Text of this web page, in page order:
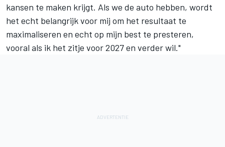
kansen te maken krijgt. Als we de auto hebben, wordt
het echt belangrijk voor mij om het resultaat te
maximaliseren en echt op mijn best te presteren,
vooral als ik het zitje voor 2027 en verder wil."